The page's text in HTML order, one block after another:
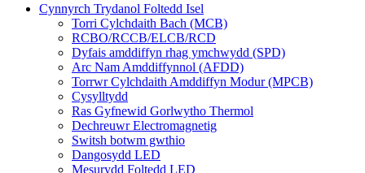
Cynnyrch Trydanol Foltedd Isel
Torri Cylchdaith Bach (MCB)
RCBO/RCCB/ELCB/RCD
Dyfais amddiffyn rhag ymchwydd (SPD)
Arc Nam Amddiffynnol (AFDD)
Torrwr Cylchdaith Amddiffyn Modur (MPCB)
Cysylltydd
Ras Gyfnewid Gorlwytho Thermol
Dechreuwr Electromagnetig
Switsh botwm gwthio
Dangosydd LED
Mesurydd Foltedd LED